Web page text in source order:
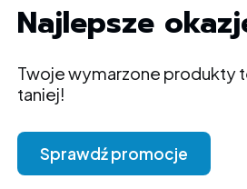
Najlepsze
Twoje wymarzone produkty
taniej!
Sprawdź promocje